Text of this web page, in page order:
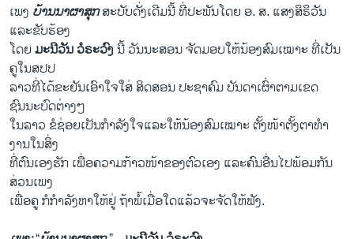
​ເພງ ບ້ານ​ນາ​ຜາ​ສຸກສະບັບ​ດັ່ງ​ເດີມ​ນີ້ ທີ່​ປະ​ພັນ​ໂດຍ ອ. ສ. ​ແສງສິຣິວັນ ​
ແລະ​ຂັບ​ຮ້ອງ​
ໂດຍມະນີ​ວັນວໍຣະວົງນີ້ ​ວັນນະ​ສອນ ຈັດ​ມອບ​ໃຫ້​ນ້ອງ​ສົມ​ເໝາະ ທີ່​ເປັນ​
ຄູໃນ​ສປປ
ລາວ​ທີ່​ໄດ້​ຂະ​ຍັນ​ເອົາ​ໃຈ​ໃສ່ ​ສິດສອນ ປະຊາ​ຄົມ ບັນດາ​ເຜົ່າ​ຕາມ​ເຂດ​
ຊົນນະບົດ​ຕ່າງໆ
​ໃນ​ລາວ ຂໍ​ຊ່ອຍ​ເປັນ​ກໍາລັງ​ໃຈ​ແລະ​ໃຫ້​ນ້ອງ​ສົມ​ເໝາະ ຕັ້ງໜ້າ​ຕັ້ງ​ຕາທໍາ​
ງານ​ໃນສິ່ງ
​ທີ່​ຕົນເອງຮັກ ​ເພື່ອ​ຄວາມ​ກ້າວໜ້າ​ຂອງ​ຕົວ​ເອງ ​ແລະ​ຄົນ​ອື່ນ​ໄປພ້ອມ​ກັນ
ສ່ວນ​ເພງ​
ເພື່ອ​ຄູ ກໍ​ກໍາລັງ​ຫາ​ໃຫ້​ຢູ່ ຖ້າພໍ້​ເມື່ອ​ໃດ​ແລ້ວ​ຈະ​ຈັດ​ໃຫ້​ຟັງ​.